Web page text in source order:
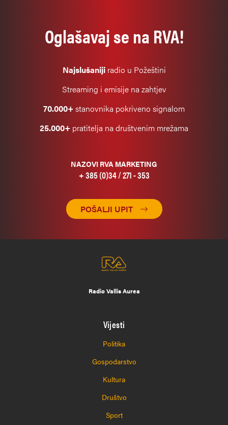
Oglašavaj se na RVA!
Najslušanijiradio u Požeštini
Streaming i emisije na zahtjev
70.000+stanovnika pokriveno signalom
25.000+ pratitelja na društvenim mrežama
NAZOVI RVA MARKETING
+ 385 (0)34 / 271 - 353
POŠALJI UPIT
Radio Vallis Aurea
Vijesti
Politika
Gospodarstvo
Kultura
Društvo
Sport